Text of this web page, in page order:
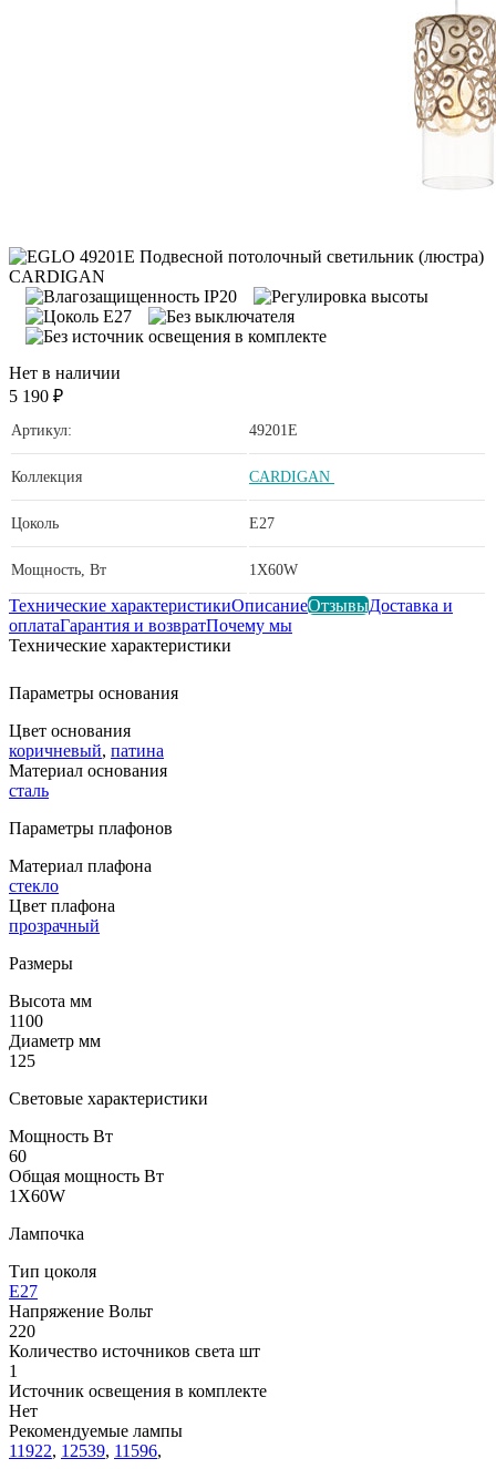
Нет в наличии
5 190 ₽
Артикул: 49201E
Коллекция CARDIGAN
Цоколь E27
Мощность, Вт 1X60W
Технические характеристикиОписаниеОтзывыДоставка и
оплатаГарантия и возвратПочему мы
Технические характеристики
Параметры основания
Цвет основания
коричневый, патина
Материал основания
сталь
Параметры плафонов
Материал плафона
стекло
Цвет плафона
прозрачный
Размеры
Высота мм
1100
Диаметр мм
125
Световые характеристики
Мощность Вт
60
Общая мощность Вт
1X60W
Лампочка
Тип цоколя
E27
Напряжение Вольт
220
Количество источников света шт
1
Источник освещения в комплекте
Нет
Рекомендуемые лампы
11922, 12539, 11596,